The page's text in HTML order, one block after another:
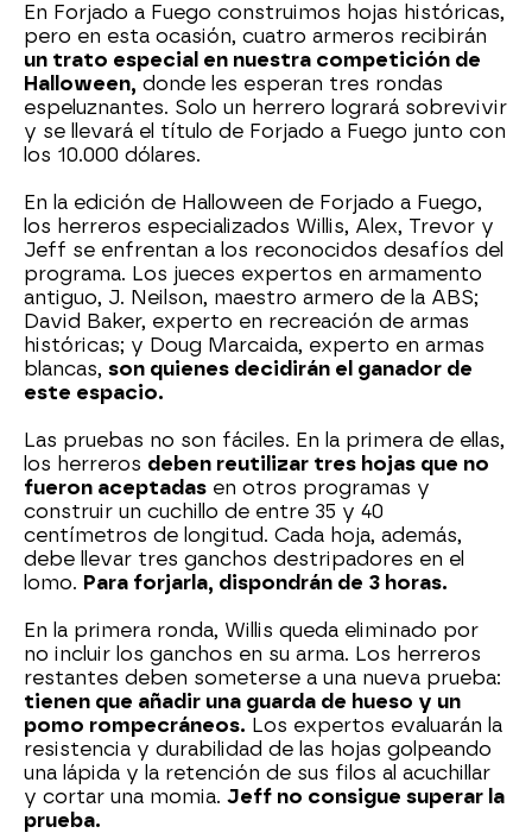
En Forjado a Fuego construimos hojas históricas,
pero en esta ocasión, cuatro armeros recibirán
un trato especial en nuestra competición de
Halloween, donde les esperan tres rondas
espeluznantes. Solo un herrero logrará sobrevivir
y se llevará el título de Forjado a Fuego junto con
los 10.000 dólares.
En la edición de Halloween de Forjado a Fuego,
los herreros especializados Willis, Alex, Trevor y
Jeff se enfrentan a los reconocidos desafíos del
programa. Los jueces expertos en armamento
antiguo, J. Neilson, maestro armero de la ABS;
David Baker, experto en recreación de armas
históricas; y Doug Marcaida, experto en armas
blancas, son quienes decidirán el ganador de
este espacio.
Las pruebas no son fáciles. En la primera de ellas,
los herreros deben reutilizar tres hojas que no
fueron aceptadas en otros programas y
construir un cuchillo de entre 35 y 40
centímetros de longitud. Cada hoja, además,
debe llevar tres ganchos destripadores en el
lomo. Para forjarla, dispondrán de 3 horas.
En la primera ronda, Willis queda eliminado por
no incluir los ganchos en su arma. Los herreros
restantes deben someterse a una nueva prueba:
tienen que añadir una guarda de hueso y un
pomo rompecráneos. Los expertos evaluarán la
resistencia y durabilidad de las hojas golpeando
una lápida y la retención de sus filos al acuchillar
y cortar una momia. Jeff no consigue superar la
prueba.